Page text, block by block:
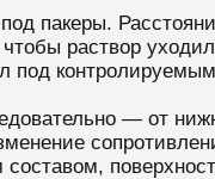
пакеры.
раствор
под
— от